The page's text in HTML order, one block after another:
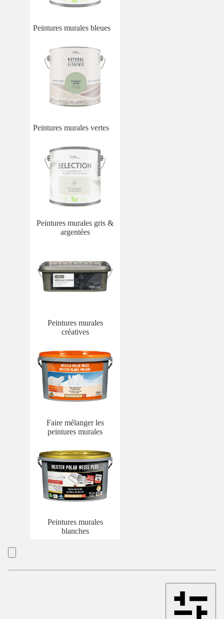
Peintures murales bleues
Peintures murales vertes
Peintures murales gris &
argentées
Peintures murales
créatives
Faire mélanger les
peintures murales
Peintures murales
blanches